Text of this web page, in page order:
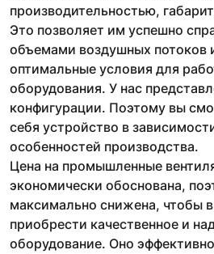
производительностью,
Это позволяет им успешно
объемами воздушных потоков
оптимальные условия для
оборудования. У нас
конфигурации. Поэтому вы
себя устройство в
особенностей производства.
Цена на промышленные
экономически обоснована,
максимально снижена, чтобы
приобрести качественное и
оборудование. Оно